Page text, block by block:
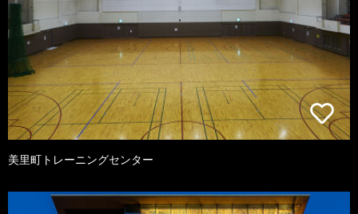
美里町トレーニングセンター